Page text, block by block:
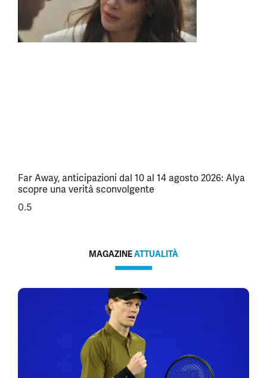
Far Away, anticipazioni dal 10 al 14 agosto 2026: Alya
scopre una verità sconvolgente
MAGAZINEATTUALITÀ